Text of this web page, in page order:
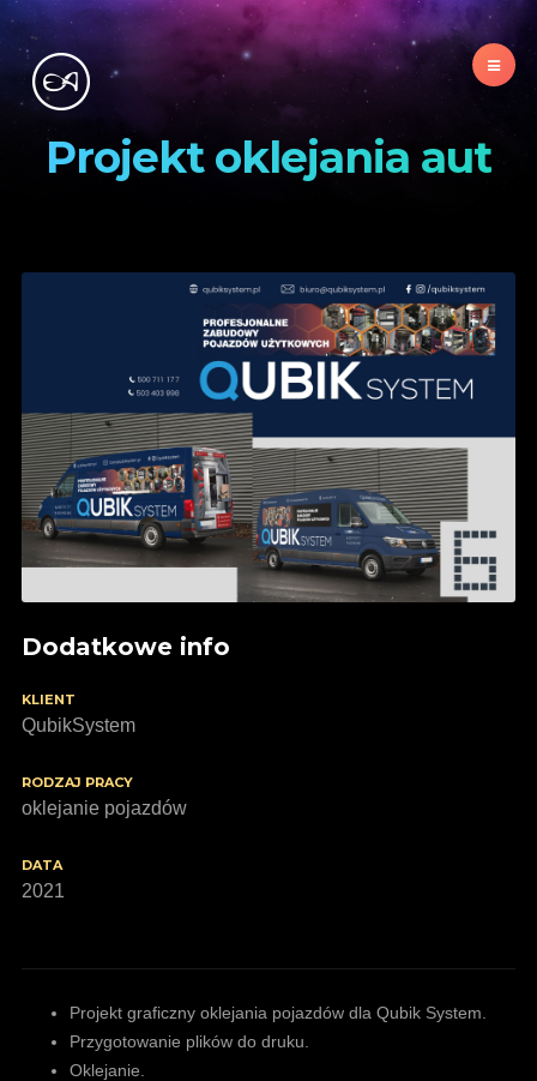
Projekt oklejania aut
Dodatkowe info
KLIENT
QubikSystem
RODZAJ PRACY
oklejanie pojazdów
DATA
2021
Projekt graficzny oklejania pojazdów dla Qubik System.
Przygotowanie plików do druku.
Oklejanie.